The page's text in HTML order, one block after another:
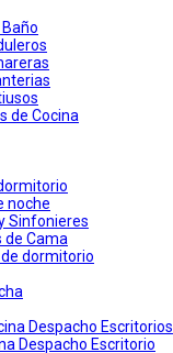
de Cocina
noche
Sinfonieres
de Cama
dormitorio
Despacho Escritorios
Despacho Escritorio